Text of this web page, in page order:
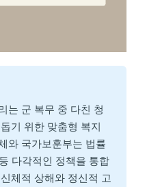
는 군 복무 중 다친 청
기 위한 맞춤형 복지
와 국가보훈부는 법률
다각적인 정책을 통합
체적 상해와 정신적 고